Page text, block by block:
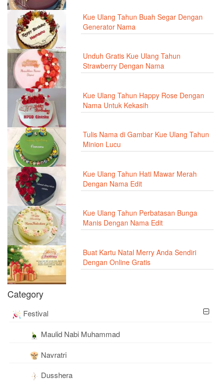
Kue Ulang Tahun Buah Segar Dengan
Generator Nama
Unduh Gratis Kue Ulang Tahun
Strawberry Dengan Nama
Kue Ulang Tahun Happy Rose Dengan
Nama Untuk Kekasih
Tulis Nama di Gambar Kue Ulang Tahun
Minion Lucu
Kue Ulang Tahun Hati Mawar Merah
Dengan Nama Edit
Kue Ulang Tahun Perbatasan Bunga
Manis Dengan Nama Edit
Buat Kartu Natal Merry Anda Sendiri
Dengan Online Gratis
Category
Festival
Maulid Nabi Muhammad
Navratri
Dusshera